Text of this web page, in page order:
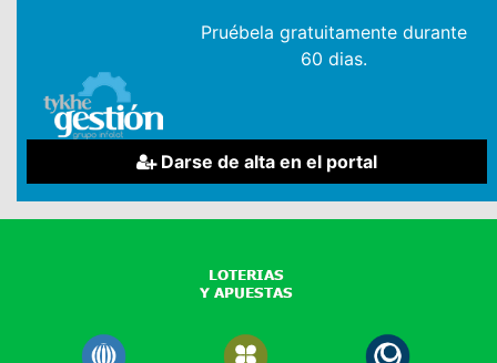
Pruébela gratuitamente durante
60 dias.
Darse de alta en el portal